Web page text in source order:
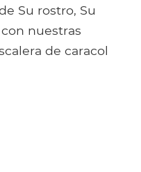
Su rostro, Su
nuestras
de caracol